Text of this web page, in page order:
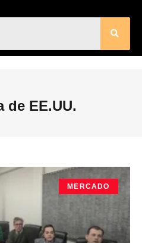
de EE.UU.
MERCADO